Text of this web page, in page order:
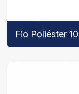
Fio Poliéster